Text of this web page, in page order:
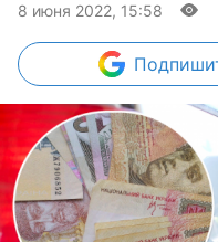
8 июня 2022, 15:58